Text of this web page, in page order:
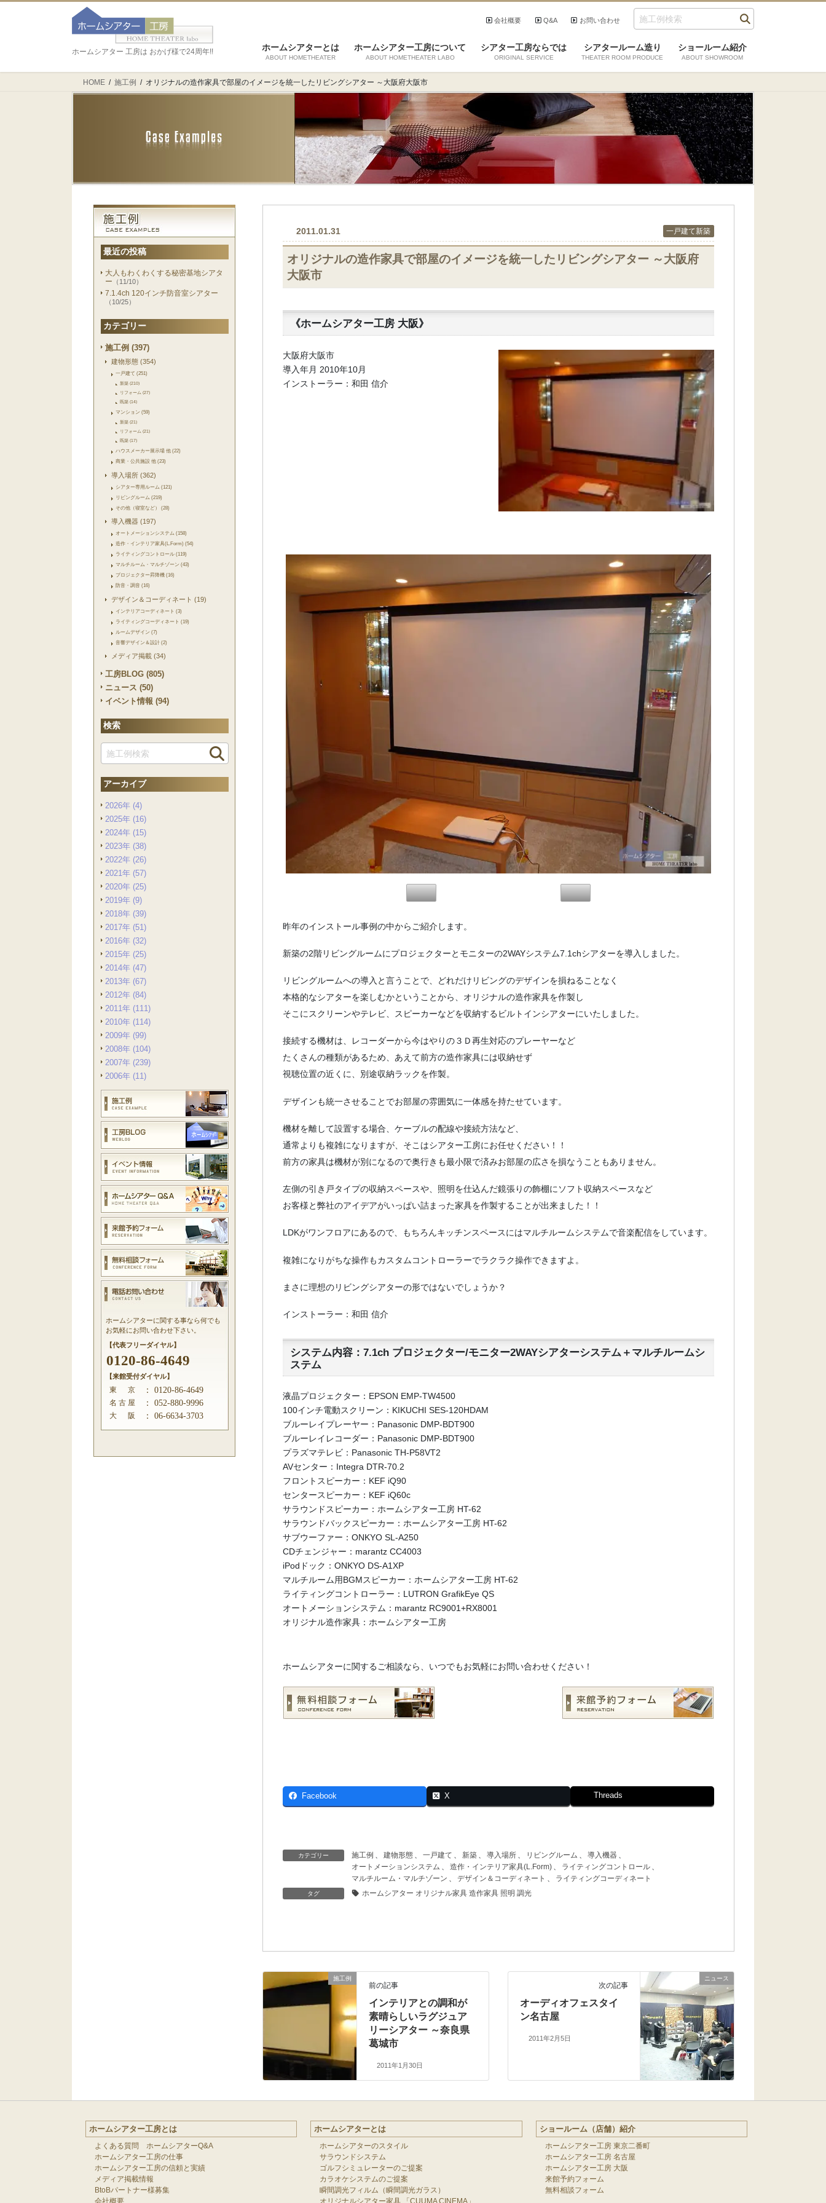
お問い合わせ
Q&A
会社概要
ホームシアター 工房は おかげ様で24周年!! ホームシアターとは
ABOUT HOMETHEATER
ホームシアター工房について
ABOUT HOMETHEATER LABO
シアター工房ならでは
ORIGINAL SERVICE
シアタールーム造り
THEATER ROOM PRODUCE
ショールーム紹介
ABOUT SHOWROOM
HOME 施工例 オリジナルの造作家具で部屋のイメージを統一したリビングシアター ～大阪府大阪市
最近の投稿
大人もわくわくする秘密基地シアタ
ー （11/10）
7.1.4ch 120インチ防音室シアター
（10/25）
カテゴリー
施工例 (397)
建物形態 (354)
一戸建て (251)
新築 (210)
リフォーム (27)
既築 (14)
マンション (59)
新築 (21)
リフォーム (21)
既築 (17)
ハウスメーカー展示場 他 (22)
商業・公共施設 他 (23)
導入場所 (362)
シアター専用ルーム (121)
リビングルーム (219)
その他（寝室など） (28)
導入機器 (197)
オートメーションシステム (158)
造作・インテリア家具(L.Form) (54)
ライティングコントロール (119)
マルチルーム・マルチゾーン (43)
プロジェクター昇降機 (16)
防音・調音 (16)
デザイン＆コーディネート (19)
インテリアコーディネート (3)
ライティングコーディネート (19)
ルームデザイン (7)
音響デザイン＆設計 (2)
メディア掲載 (34)
工房BLOG (805)
ニュース (50)
イベント情報 (94)
検索
アーカイブ
2026年 (4)
2025年 (16)
2024年 (15)
2023年 (38)
2022年 (26)
2021年 (57)
2020年 (25)
2019年 (9)
2018年 (39)
2017年 (51)
2016年 (32)
2015年 (25)
2014年 (47)
2013年 (67)
2012年 (84)
2011年 (111)
2010年 (114)
2009年 (99)
2008年 (104)
2007年 (239)
2006年 (11)
ホームシアターに関する事なら何でも
お気軽にお問い合わせ下さい。
【代表フリーダイヤル】
0120-86-4649
【来館受付ダイヤル】
東 京 ： 0120-86-4649
名 古 屋 ： 052-880-9996
大 阪 ： 06-6634-3703
2011.01.31 一戸建て新築
オリジナルの造作家具で部屋のイメージを統一したリビングシアター ～大阪府
大阪市
《ホームシアター工房 大阪》
大阪府大阪市
導入年月 2010年10月
インストーラー：和田 信介
昨年のインストール事例の中からご紹介します。
新築の2階リビングルームにプロジェクターとモニターの2WAYシステム7.1chシアターを導入しました。
リビングルームへの導入と言うことで、どれだけリビングのデザインを損ねることなく
本格的なシアターを楽しむかということから、オリジナルの造作家具を作製し
そこにスクリーンやテレビ、スピーカーなどを収納するビルトインシアターにいたしました。
接続する機材は、レコーダーから今はやりの３Ｄ再生対応のプレーヤーなど
たくさんの種類があるため、あえて前方の造作家具には収納せず
視聴位置の近くに、別途収納ラックを作製。
デザインも統一させることでお部屋の雰囲気に一体感を持たせています。
機材を離して設置する場合、ケーブルの配線や接続方法など、
通常よりも複雑になりますが、そこはシアター工房にお任せください！！
前方の家具は機材が別になるので奥行きも最小限で済みお部屋の広さを損なうこともありません。
左側の引き戸タイプの収納スペースや、照明を仕込んだ鏡張りの飾棚にソフト収納スペースなど
お客様と弊社のアイデアがいっぱい詰まった家具を作製することが出来ました！！
LDKがワンフロアにあるので、もちろんキッチンスペースにはマルチルームシステムで音楽配信をしています。
複雑になりがちな操作もカスタムコントローラーでラクラク操作できますよ。
まさに理想のリビングシアターの形ではないでしょうか？
インストーラー：和田 信介
システム内容：7.1ch プロジェクター/モニター2WAYシアターシステム＋マルチルームシ
ステム
液晶プロジェクター：EPSON EMP-TW4500
100インチ電動スクリーン：KIKUCHI SES-120HDAM
ブルーレイプレーヤー：Panasonic DMP-BDT900
ブルーレイレコーダー：Panasonic DMP-BDT900
プラズマテレビ：Panasonic TH-P58VT2
AVセンター：Integra DTR-70.2
フロントスピーカー：KEF iQ90
センタースピーカー：KEF iQ60c
サラウンドスピーカー：ホームシアター工房 HT-62
サラウンドバックスピーカー：ホームシアター工房 HT-62
サブウーファー：ONKYO SL-A250
CDチェンジャー：marantz CC4003
iPodドック：ONKYO DS-A1XP
マルチルーム用BGMスピーカー：ホームシアター工房 HT-62
ライティングコントローラー：LUTRON GrafikEye QS
オートメーションシステム：marantz RC9001+RX8001
オリジナル造作家具：ホームシアター工房
ホームシアターに関するご相談なら、いつでもお気軽にお問い合わせください！
Facebook X Threads
カテゴリー 施工例 建物形態 一戸建て 新築 導入場所 リビングルーム 導入機器
オートメーションシステム
造作・インテリア家具(L.Form) ライティングコントロール
マルチルーム・マルチゾーン
デザイン＆コーディネート ライティングコーディネート
タグ ホームシアター オリジナル家具 造作家具 照明 調光
施工例
前の記事
インテリアとの調和が
素晴らしいラグジュア
リーシアター ～奈良県
葛城市
2011年1月30日
ニュース
次の記事
オーディオフェスタイ
ン名古屋
2011年2月5日
ホームシアター工房とは
よくある質問 ホームシアターQ&A
ホームシアター工房の仕事
ホームシアター工房の信頼と実績
メディア掲載情報
BtoBパートナー様募集
会社概要
ホームシアターとは
ホームシアターのスタイル
サラウンドシステム
ゴルフシミュレーターのご提案
カラオケシステムのご提案
瞬間調光フィルム（瞬間調光ガラス）
オリジナルシアター家具 「CUUMA CINEMA」
ショールーム（店舗）紹介
ホームシアター工房 東京二番町
ホームシアター工房 名古屋
ホームシアター工房 大阪
来館予約フォーム
無料相談フォーム